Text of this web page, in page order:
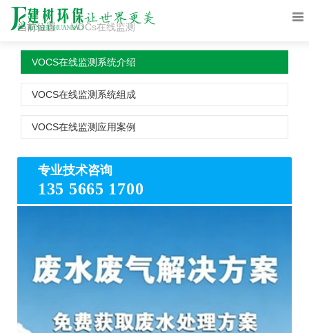
当前位置 VOCs在线监测
VOCS在线监测系统介绍
VOCS在线监测系统组成
VOCS在线监测应用案例
专业技术咨询
135 5665 1700